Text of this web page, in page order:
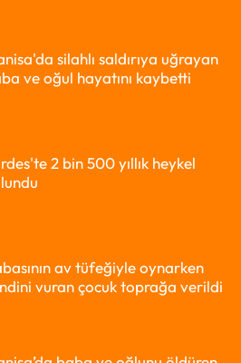
silahlı saldırıya uğrayan
ve oğul hayatını kaybetti
2 bin 500 yıllık heykel
av tüfeğiyle oynarken
vuran çocuk toprağa verildi